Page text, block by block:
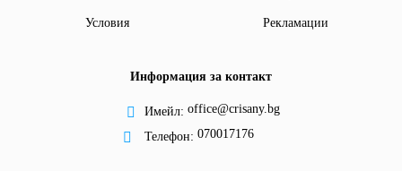
Условия Рекламации
Информация за контакт
Имейл: office@crisany.bg
Телефон: 070017176